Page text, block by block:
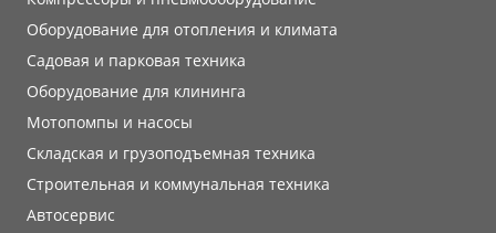
Оборудование для отопления и климата
Садовая и парковая техника
Оборудование для клининга
Мотопомпы и насосы
Складская и грузоподъемная техника
Строительная и коммунальная техника
Автосервис